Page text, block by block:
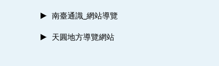
南臺通識_網站導覽
天圓地方導覽網站